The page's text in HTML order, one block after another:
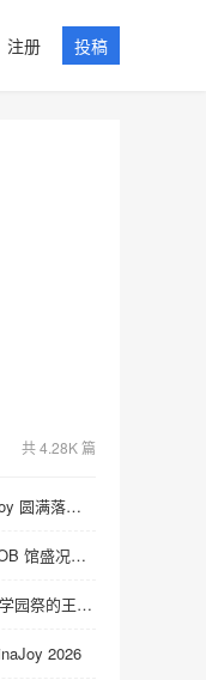
注册 投稿
共 4.28K 篇
43.89万人次再创新高！第 23 届 ChinaJoy 圆满落幕：感谢有你，共赴这场“与 AI 同游”的盛夏之约
领航出海·连接全球：2026 ChinaJoy BTOB 馆盛况空前
《网球王子》恋爱冒险游戏 《网球王子 学园祭的王子们 ♡-40 and more…》与《网球王子 心跳求生 Tie break ♡game》发售
2026